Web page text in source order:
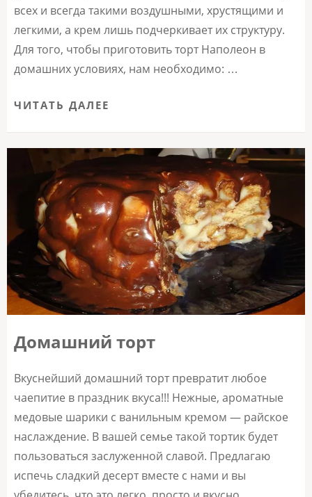
всех и всегда такими воздушными, хрустящими и
легкими, а крем лишь подчеркивает их структуру.
Для того, чтобы приготовить торт Наполеон в
домашних условиях, нам необходимо: …
ЧИТАТЬ ДАЛЕЕ
Домашний торт
Вкуснейший домашний торт превратит любое
чаепитие в праздник вкуса!!! Нежные, ароматные
медовые шарики с ванильным кремом — райское
наслаждение. В вашей семье такой тортик будет
пользоваться заслуженной славой. Предлагаю
испечь сладкий десерт вместе с нами и вы